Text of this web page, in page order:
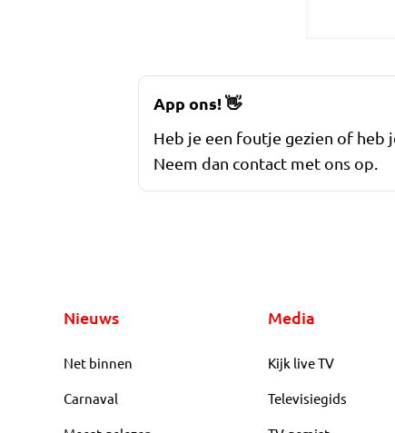
App ons!👋
Heb je een foutje gezien of heb
Neem dan contact met ons op.
Nieuws
Net binnen
Carnaval
Media
Kijk live TV
Televisiegids